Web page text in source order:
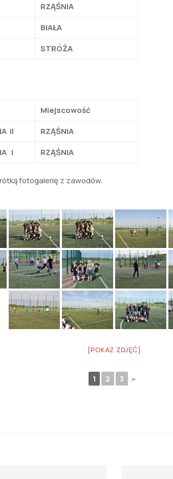
RZĄŚNIA
BIAŁA
STRÓŻA
Miejscowość
II
RZĄŚNIA
I RZĄŚNIA
fotogalerię z zawodów.
[POKAZ ZDJĘĆ]
1 2 3 ►